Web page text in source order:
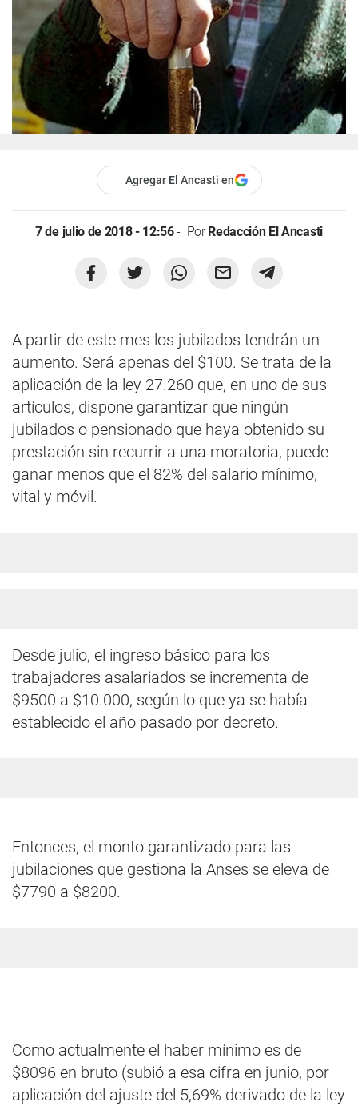
Agregar El Ancasti en
7 de julio de 2018 - 12:56 PorRedacción El Ancasti
A partir de este mes los jubilados tendrán un
aumento. Será apenas del $100. Se trata de la
aplicación de la ley 27.260 que, en uno de sus
artículos, dispone garantizar que ningún
jubilados o pensionado que haya obtenido su
prestación sin recurrir a una moratoria, puede
ganar menos que el 82% del salario mínimo,
vital y móvil.
Desde julio, el ingreso básico para los
trabajadores asalariados se incrementa de
$9500 a $10.000, según lo que ya se había
establecido el año pasado por decreto.
Entonces, el monto garantizado para las
jubilaciones que gestiona la Anses se eleva de
$7790 a $8200.
Como actualmente el haber mínimo es de
$8096 en bruto (subió a esa cifra en junio, por
aplicación del ajuste del 5,69% derivado de la ley